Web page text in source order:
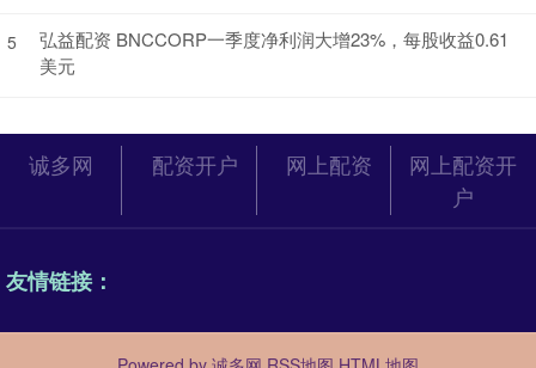
5
弘益配资 BNCCORP一季度净利润大增23%，每股收益0.61
美元
诚多网 配资开户 网上配资
网上配资开
户
友情链接：